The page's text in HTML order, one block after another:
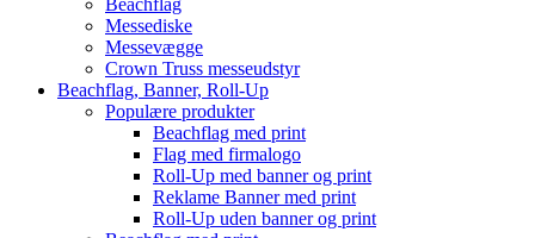
Beachflag
Messediske
Messevægge
Crown Truss messeudstyr
Beachflag, Banner, Roll-Up
Populære produkter
Beachflag med print
Flag med firmalogo
Roll-Up med banner og print
Reklame Banner med print
Roll-Up uden banner og print